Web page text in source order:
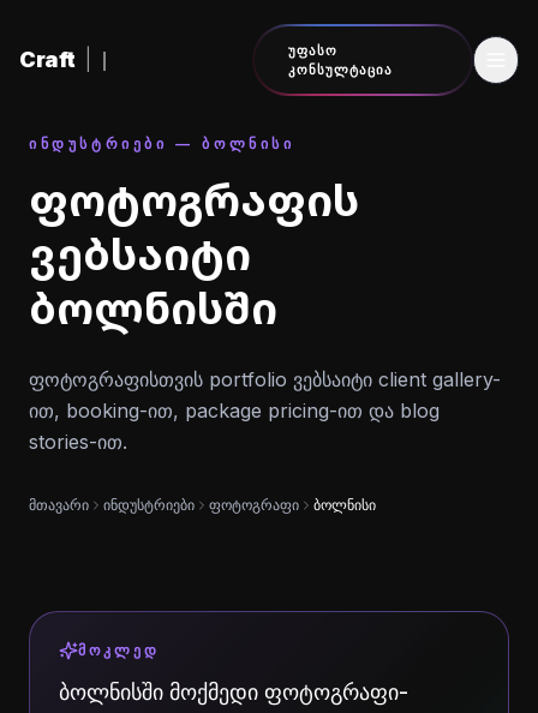
Craft
ᲣᲤᲐᲡᲝ
ᲙᲝᲜᲡᲣᲚᲢᲐᲪᲘᲐ
ᲘᲜᲓᲣᲡᲢᲠᲘᲔᲑᲘ — ᲑᲝᲚᲜᲘᲡᲘ
ფოტოგრაფის
ვებსაიტი
ბოლნისში
ფოტოგრაფისთვის portfolio ვებსაიტი client gallery-
ით, booking-ით, package pricing-ით და blog
stories-ით.
მთავარი ინდუსტრიები ფოტოგრაფი ბოლნისი
ᲛᲝᲙᲚᲔᲓ
ბოლნისში მოქმედი ფოტოგრაფი-